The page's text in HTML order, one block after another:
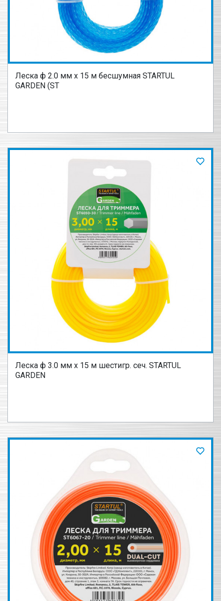
Леска ф 2.0 мм х 15 м бесшумная STARTUL
GARDEN (ST
Леска ф 3.0 мм х 15 м шестигр. сеч. STARTUL
GARDEN